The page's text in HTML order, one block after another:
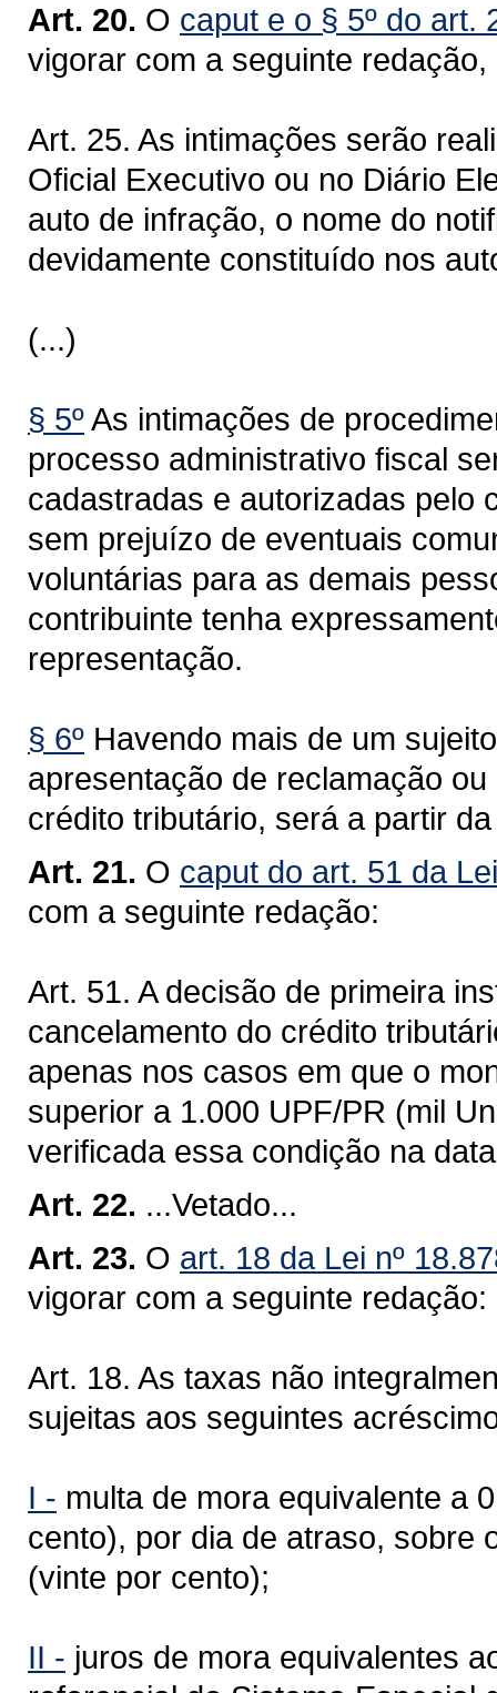
Art. 20. O caput e o § 5º do art.
vigorar com a seguinte
Art. 25. As intimações serão
Oficial Executivo ou no Diário
auto de infração, o nome do
devidamente constituído nos
(...)
§ 5ºAs intimações de
processo administrativo fiscal
cadastradas e autorizadas pelo
sem prejuízo de eventuais
voluntárias para as demais
contribuinte tenha
representação.
§ 6º Havendo mais de um
apresentação de reclamação
crédito tributário, será a partir
Art. 21. O caput do art. 51 da
com a seguinte redação:
Art. 51. A decisão de primeira
cancelamento do crédito
apenas nos casos em que o
superior a 1.000 UPF/PR (mil
verificada essa condição na
Art. 22. ...Vetado...
Art. 23. O art. 18 da Lei nº
vigorar com a seguinte redação:
Art. 18. As taxas não
sujeitas aos seguintes
I - multa de mora equivalente a
cento), por dia de atraso, sobre
(vinte por cento);
II - juros de mora equivalentes